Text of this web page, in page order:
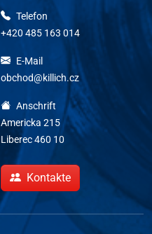
Telefon
+420 485 163 014
E-Mail
obchod@killich.cz
Anschrift
Americka 215
Liberec 460 10
Kontakte